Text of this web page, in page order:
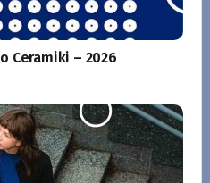
Ceramiki – 2026